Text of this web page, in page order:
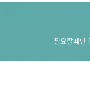
필요할때만